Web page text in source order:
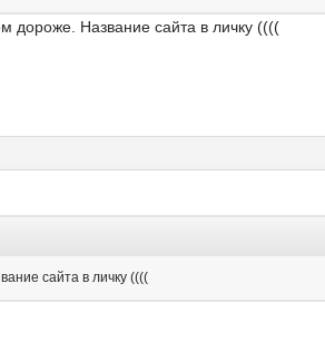
дороже. Название сайта в личку ((((
сайта в личку ((((